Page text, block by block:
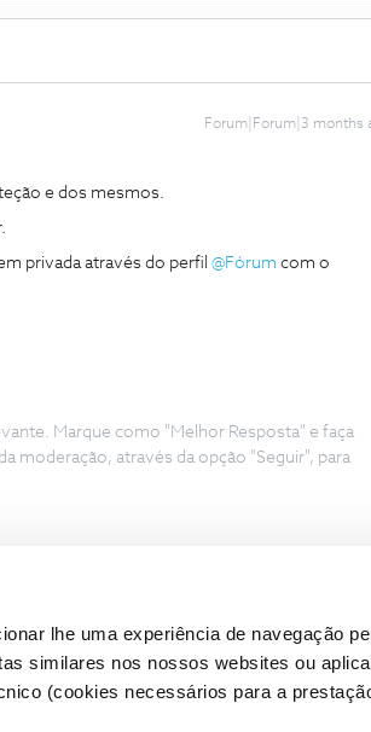
lhe uma experiência de navegação
similares nos nossos websites ou
(cookies necessários para a
Forum|Forum|3 months
e dos mesmos.
privada através do perfil @Fórum com o
Marque como "Melhor Resposta" e faça
moderação, através da opção "Seguir", para